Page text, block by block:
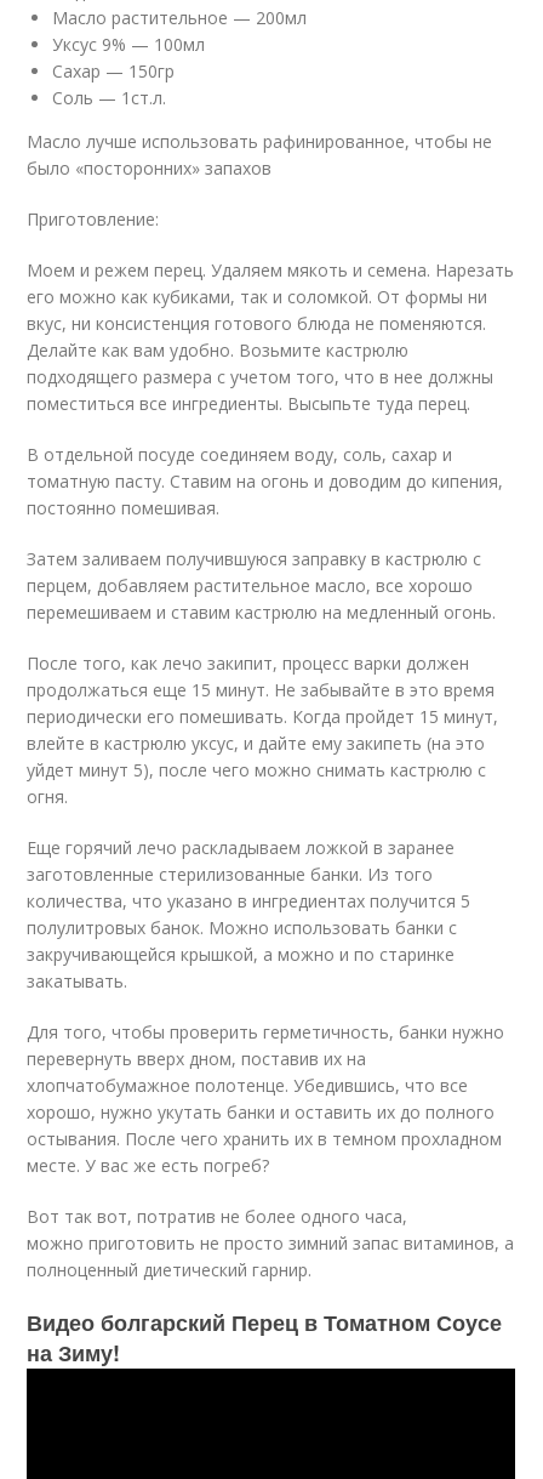
Масло растительное — 200мл
Уксус 9% — 100мл
Сахар — 150гр
Соль — 1ст.л.
Масло лучше использовать рафинированное, чтобы не
было «посторонних» запахов
Приготовление:
Моем и режем перец. Удаляем мякоть и семена. Нарезать
его можно как кубиками, так и соломкой. От формы ни
вкус, ни консистенция готового блюда не поменяются.
Делайте как вам удобно. Возьмите кастрюлю
подходящего размера с учетом того, что в нее должны
поместиться все ингредиенты. Высыпьте туда перец.
В отдельной посуде соединяем воду, соль, сахар и
томатную пасту. Ставим на огонь и доводим до кипения,
постоянно помешивая.
Затем заливаем получившуюся заправку в кастрюлю с
перцем, добавляем растительное масло, все хорошо
перемешиваем и ставим кастрюлю на медленный огонь.
После того, как лечо закипит, процесс варки должен
продолжаться еще 15 минут. Не забывайте в это время
периодически его помешивать. Когда пройдет 15 минут,
влейте в кастрюлю уксус, и дайте ему закипеть (на это
уйдет минут 5), после чего можно снимать кастрюлю с
огня.
Еще горячий лечо раскладываем ложкой в заранее
заготовленные стерилизованные банки. Из того
количества, что указано в ингредиентах получится 5
полулитровых банок. Можно использовать банки с
закручивающейся крышкой, а можно и по старинке
закатывать.
Для того, чтобы проверить герметичность, банки нужно
перевернуть вверх дном, поставив их на
хлопчатобумажное полотенце. Убедившись, что все
хорошо, нужно укутать банки и оставить их до полного
остывания. После чего хранить их в темном прохладном
месте. У вас же есть погреб?
Вот так вот, потратив не более одного часа,
можно приготовить не просто зимний запас витаминов, а
полноценный диетический гарнир.
Видео болгарский Перец в Томатном Соусе
на Зиму!